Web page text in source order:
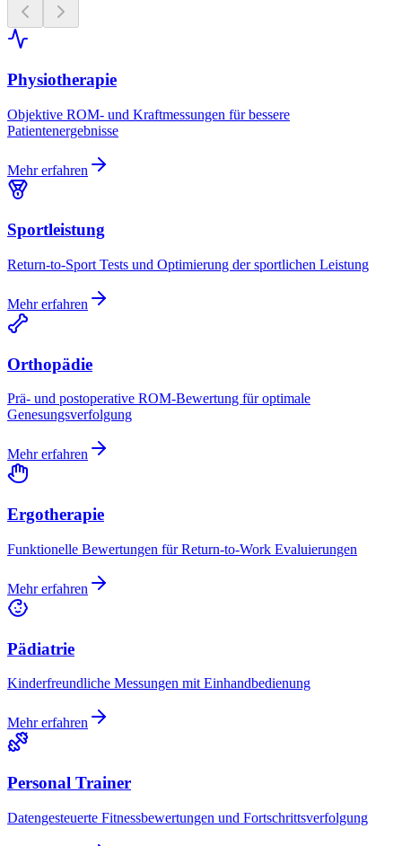
Physiotherapie
Objektive ROM- und Kraftmessungen für bessere
Patientenergebnisse
Mehr erfahren
Sportleistung
Return-to-Sport Tests und Optimierung der sportlichen Leistung
Mehr erfahren
Orthopädie
Prä- und postoperative ROM-Bewertung für optimale
Genesungsverfolgung
Mehr erfahren
Ergotherapie
Funktionelle Bewertungen für Return-to-Work Evaluierungen
Mehr erfahren
Pädiatrie
Kinderfreundliche Messungen mit Einhandbedienung
Mehr erfahren
Personal Trainer
Datengesteuerte Fitnessbewertungen und Fortschrittsverfolgung